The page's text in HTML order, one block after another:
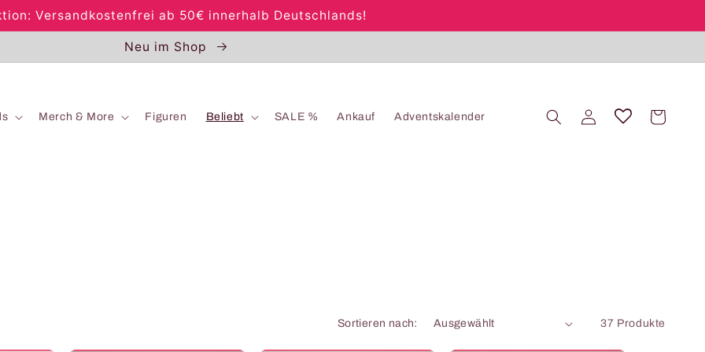
Versandkostenfrei ab 50€ innerhalb Deutschlands!
Neu im Shop
Merch & More Figuren Beliebt SALE % Ankauf Adventskalender Einloggen Warenkorb
Sortieren nach: 37 Produkte